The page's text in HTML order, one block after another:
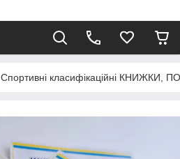
Спортивні класифікаційні